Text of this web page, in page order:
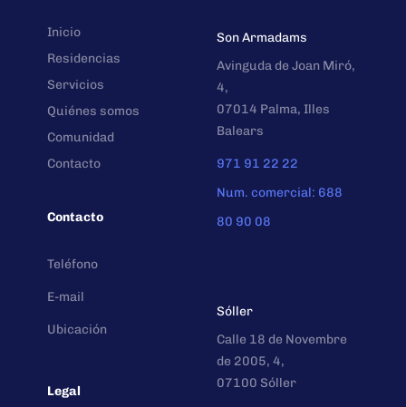
Inicio
Residencias
Servicios
Quiénes somos
Comunidad
Contacto
Contacto
Teléfono
E-mail
Ubicación
Legal
Son Armadams
Avinguda de Joan Miró,
4,
07014 Palma, Illes
Balears
971 91 22 22
Num. comercial: 688
80 90 08
Sóller
Calle 18 de Novembre
de 2005, 4,
07100 Sóller